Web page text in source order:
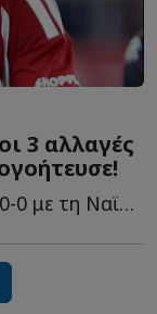
3 αλλαγές
Τι κρατάει ο Ολυμπιακός από το 0-0 με τη Ναϊμέγκεν, πώς θ...